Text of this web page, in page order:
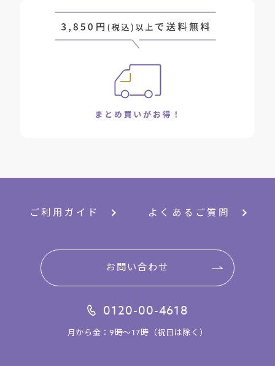
ご利用ガイド よくあるご質問
お問い合わせ
0120-00-4618
月から金：9時～17時（祝日は除く）